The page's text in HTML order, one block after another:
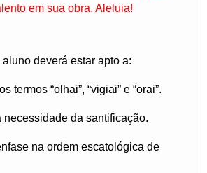
em sua obra. Aleluia!
deverá estar apto a:
termos “olhai”, “vigiai” e “orai”.
necessidade da santificação.
na ordem escatológica de